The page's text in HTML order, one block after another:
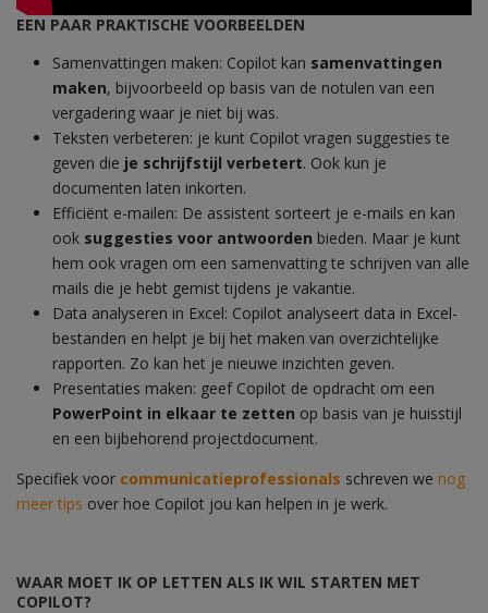
EEN PAAR PRAKTISCHE VOORBEELDEN
Samenvattingen maken: Copilot kan samenvattingen
maken, bijvoorbeeld op basis van de notulen van een
vergadering waar je niet bij was.
Teksten verbeteren: je kunt Copilot vragen suggesties te
geven die je schrijfstijl verbetert. Ook kun je
documenten laten inkorten.
Efficiënt e-mailen: De assistent sorteert je e-mails en kan
ook suggesties voor antwoorden bieden. Maar je kunt
hem ook vragen om een samenvatting te schrijven van alle
mails die je hebt gemist tijdens je vakantie.
Data analyseren in Excel: Copilot analyseert data in Excel-
bestanden en helpt je bij het maken van overzichtelijke
rapporten. Zo kan het je nieuwe inzichten geven.
Presentaties maken: geef Copilot de opdracht om een
PowerPoint in elkaar te zetten op basis van je huisstijl
en een bijbehorend projectdocument.
Specifiek voor communicatieprofessionals schreven we nog
meer tips over hoe Copilot jou kan helpen in je werk.
WAAR MOET IK OP LETTEN ALS IK WIL STARTEN MET
COPILOT?